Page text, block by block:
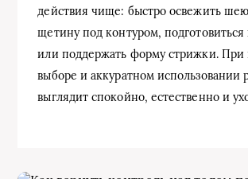
действия чище: быстро освежить
щетину под контуром, подготовиться
или поддержать форму стрижки. При
выборе и аккуратном использовании
выглядит спокойно, естественно и